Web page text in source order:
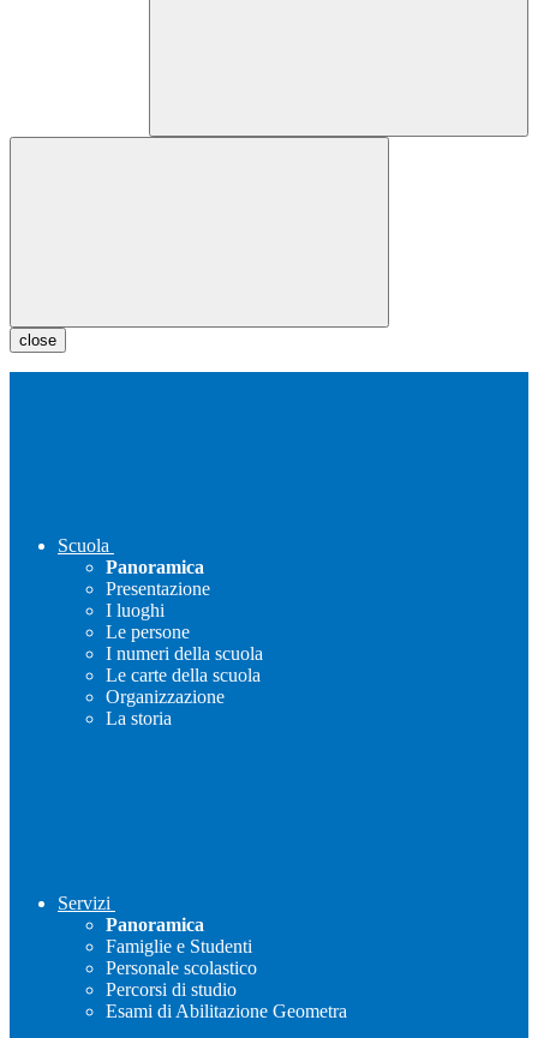
close
Scuola
Panoramica
Presentazione
I luoghi
Le persone
I numeri della scuola
Le carte della scuola
Organizzazione
La storia
Servizi
Panoramica
Famiglie e Studenti
Personale scolastico
Percorsi di studio
Esami di Abilitazione Geometra